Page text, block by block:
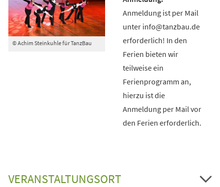
© Achim Steinkuhle für TanzBau
Anmeldung ist per Mail
unter info@tanzbau.de
erforderlich! In den
Ferien bieten wir
teilweise ein
Ferienprogramm an,
hierzu ist die
Anmeldung per Mail vor
den Ferien erforderlich.
VERANSTALTUNGSORT